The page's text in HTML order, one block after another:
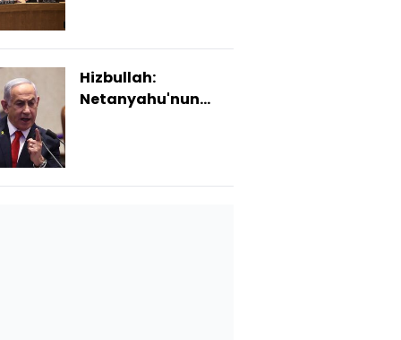
Hizbullah:
Netanyahu'nun